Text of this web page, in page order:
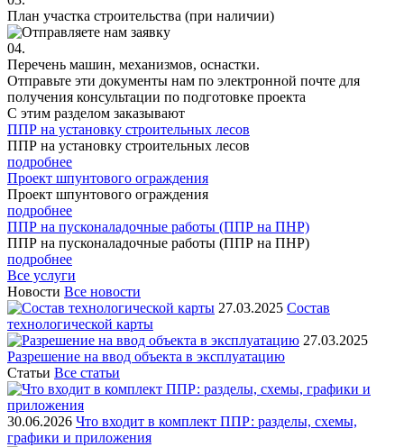
План участка строительства (при наличии)
04.
Перечень машин, механизмов, оснастки.
Отправьте эти документы нам по электронной почте для
получения консультации по подготовке проекта
С этим разделом заказывают
ППР на установку строительных лесов
ППР на установку строительных лесов
подробнее
Проект шпунтового ограждения
Проект шпунтового ограждения
подробнее
ППР на пусконаладочные работы (ППР на ПНР)
ППР на пусконаладочные работы (ППР на ПНР)
подробнее
Все услуги
Новости Все новости
27.03.2025 Состав
технологической карты
27.03.2025
Разрешение на ввод объекта в эксплуатацию
Статьи Все статьи
30.06.2026 Что входит в комплект ППР: разделы, схемы,
графики и приложения